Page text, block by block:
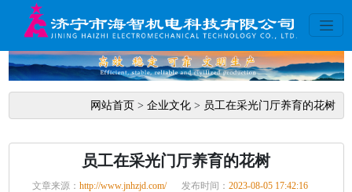
网站首页> 企业文化> 员工在采光门厅养育的花树
员工在采光门厅养育的花树
文章来源： http://www.jnhzjd.com/ 发布时间： 2023-08-05 17:42:16